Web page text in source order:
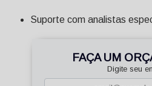
Suporte com analistas
FAÇA UM
Digite seu